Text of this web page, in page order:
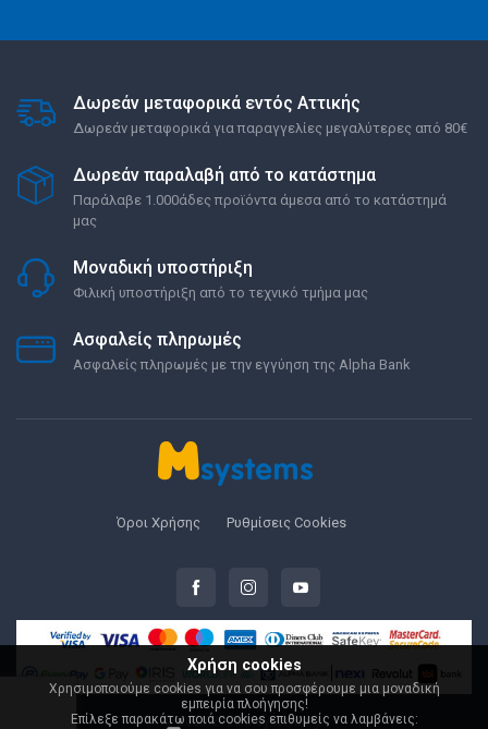
Δωρεάν μεταφορικά εντός Αττικής
Δωρεάν μεταφορικά για παραγγελίες μεγαλύτερες από 80€
Δωρεάν παραλαβή από το κατάστημα
Παράλαβε 1.000άδες προϊόντα άμεσα από το κατάστημά
μας
Μοναδική υποστήριξη
Φιλική υποστήριξη από το τεχνικό τμήμα μας
Ασφαλείς πληρωμές
Ασφαλείς πληρωμές με την εγγύηση της Alpha Bank
Όροι Χρήσης Ρυθμίσεις Cookies
© 2000-2026 Msystems.gr
Χρήση cookies
Χρησιμοποιούμε cookies για να σου προσφέρουμε μια μοναδική
εμπειρία πλοήγησης!
Επίλεξε παρακάτω ποιά cookies επιθυμείς να λαμβάνεις: